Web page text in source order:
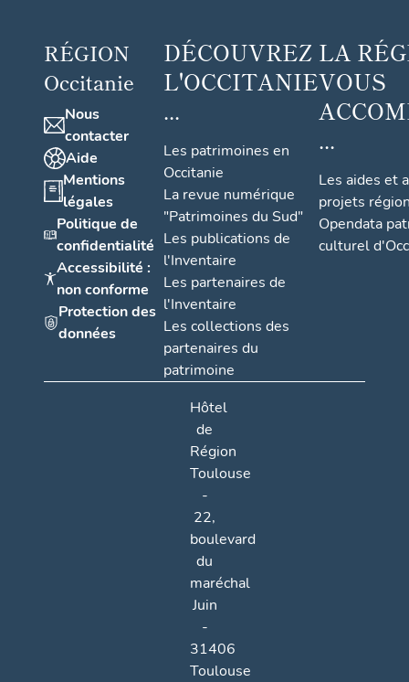
RÉGION
Occitanie
Nous
contacter
Aide
Mentions
légales
Politique de
confidentialité
Accessibilité :
non conforme
Protection des
données
DÉCOUVREZ
L'OCCITANIE
...
Les patrimoines en
Occitanie
La revue numérique
"Patrimoines du Sud"
Les publications de
l'Inventaire
Les partenaires de
l'Inventaire
Les collections des
partenaires du
patrimoine
LA
VOUS
...
Les aides et
projets
Opendata
culturel
Hôtel
de
Région
Toulouse
-
22,
boulevard
du
maréchal
Juin
-
31406
Toulouse